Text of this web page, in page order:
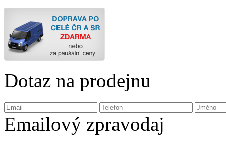
Dotaz na prodejnu
Emailový zpravodaj